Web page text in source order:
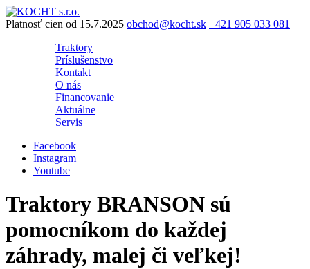
Preskočiť
na
Platnosť cien od 15.7.2025 obchod@kocht.sk +421 905 033 081
Traktory
Príslušenstvo
Kontakt
O nás
Financovanie
Aktuálne
Servis
Facebook
Instagram
Youtube
Traktory BRANSON sú
pomocníkom do každej
záhrady, malej či veľkej!